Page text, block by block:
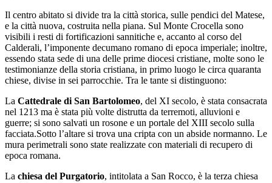
Il centro abitato si divide tra la città storica, sulle pendici del Matese,
e la città nuova, costruita nella piana. Sul Monte Crocella sono
visibili i resti di fortificazioni sannitiche e, accanto al corso del
Calderali, l’imponente decumano romano di epoca imperiale; inoltre,
essendo stata sede di una delle prime diocesi cristiane, molte sono le
testimonianze della storia cristiana, in primo luogo le circa quaranta
chiese, divise in sei parrocchie. Tra le tante si distinguono:
La Cattedrale di San Bartolomeo, del XI secolo, è stata consacrata
nel 1213 ma è stata più volte distrutta da terremoti, alluvioni e
guerre; si sono salvati un rosone e un portale del XIII secolo sulla
facciata.Sotto l’altare si trova una cripta con un abside normanno. Le
mura perimetrali sono state realizzate con materiali di recupero di
epoca romana.
La chiesa del Purgatorio, intitolata a San Rocco, è la terza chiesa